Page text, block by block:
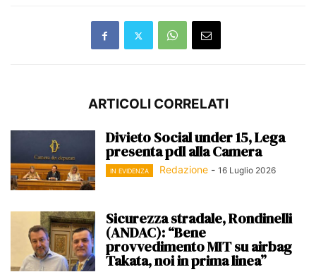
ARTICOLI CORRELATI
Divieto Social under 15, Lega
presenta pdl alla Camera
IN EVIDENZA Redazione - 16 Luglio 2026
Sicurezza stradale, Rondinelli
(ANDAC): “Bene
provvedimento MIT su airbag
Takata, noi in prima linea”